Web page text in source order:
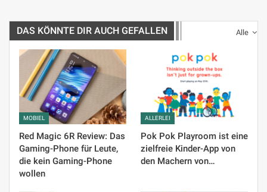
Alle
DAS KÖNNTE DIR AUCH GEFALLEN
MOBIEL
Red Magic 6R Review: Das
Gaming-Phone für Leute,
die kein Gaming-Phone
wollen
ALLERLEI
Pok Pok Playroom ist eine
zielfreie Kinder-App von
den Machern von…